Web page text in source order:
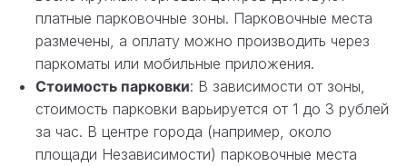
платные парковочные зоны. Парковочные места
размечены, а оплату можно производить через
паркоматы или мобильные приложения.
Стоимость парковки: В зависимости от зоны,
стоимость парковки варьируется от 1 до 3 рублей
за час. В центре города (например, около
площади Независимости) парковочные места